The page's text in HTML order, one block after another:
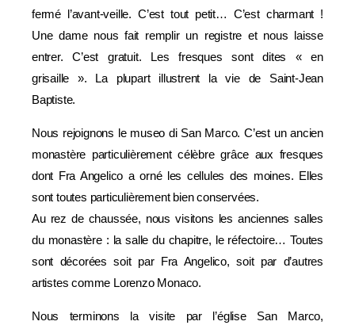
fermé l’avant-veille. C’est tout petit… C’est charmant !
Une dame nous fait remplir un registre et nous laisse
entrer. C’est gratuit. Les fresques sont dites « en
grisaille ». La plupart illustrent la vie de Saint-Jean
Baptiste.
Nous rejoignons le museo di San Marco. C’est un ancien
monastère particulièrement célèbre grâce aux fresques
dont Fra Angelico a orné les cellules des moines. Elles
sont toutes particulièrement bien conservées.
Au rez de chaussée, nous visitons les anciennes salles
du monastère : la salle du chapitre, le réfectoire… Toutes
sont décorées soit par Fra Angelico, soit par d’autres
artistes comme Lorenzo Monaco.
Nous terminons la visite par l’église San Marco,